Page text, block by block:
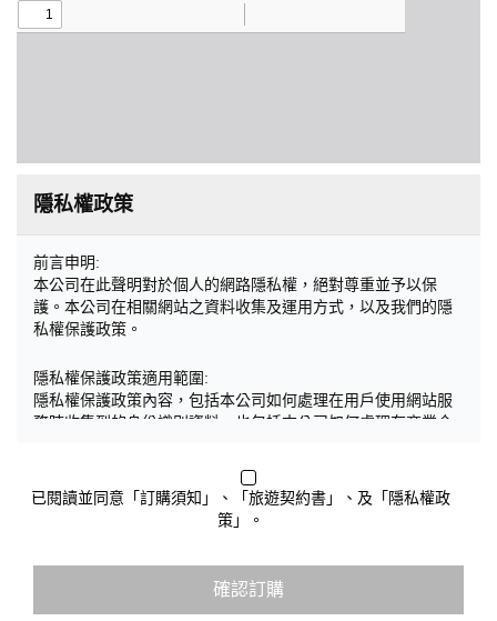
隱私權政策
前言申明:
本公司在此聲明對於個人的網路隱私權，絕對尊重並予以保
護。本公司在相關網站之資料收集及運用方式，以及我們的隱
私權保護政策。
隱私權保護政策適用範圍:
隱私權保護政策內容，包括本公司如何處理在用戶使用網站服
務時收集到的身份識別資料，也包括本公司如何處理在商業合
不適用於本公司以外的公司或網站群，與非本站所僱用或管理
人員。例如您透過本公司旗下網站上的廣告廠商連結，這些置
放連結的廠商也可能蒐集您個人的資料。對於您主動提供的個
您個人在本網站上的聊天室或討論區中任意公開個人資料的行
為，在非經加密的保護下，亦不適用於本公司隱私權保護政
已閱讀並同意「訂購須知」、「旅遊契約書」、及「隱私權政
策」。
確認訂購